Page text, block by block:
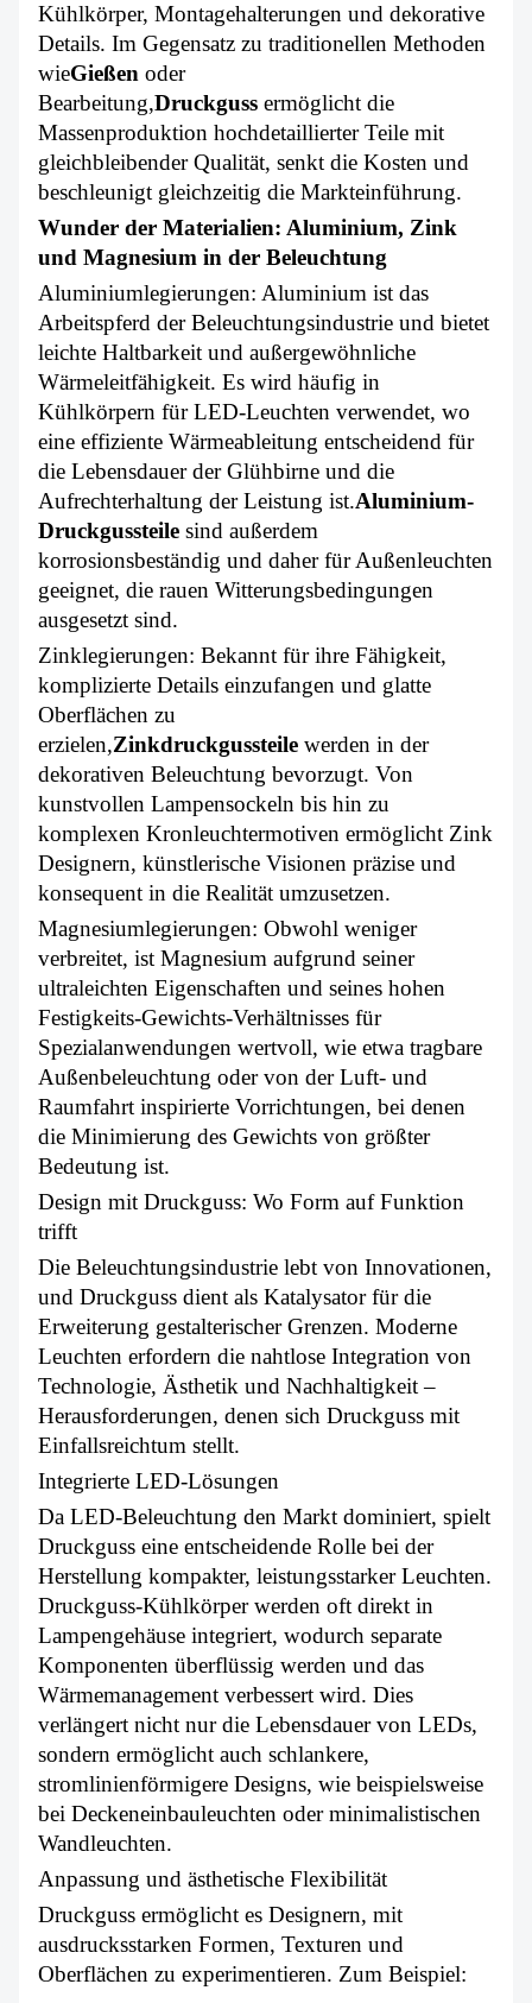
Kühlkörper, Montagehalterungen und dekorative
Details. Im Gegensatz zu traditionellen Methoden
wieGießen oder
Bearbeitung,Druckguss ermöglicht die
Massenproduktion hochdetaillierter Teile mit
gleichbleibender Qualität, senkt die Kosten und
beschleunigt gleichzeitig die Markteinführung.
Wunder der Materialien: Aluminium, Zink
und Magnesium in der Beleuchtung
Aluminiumlegierungen: Aluminium ist das
Arbeitspferd der Beleuchtungsindustrie und bietet
leichte Haltbarkeit und außergewöhnliche
Wärmeleitfähigkeit. Es wird häufig in
Kühlkörpern für LED-Leuchten verwendet, wo
eine effiziente Wärmeableitung entscheidend für
die Lebensdauer der Glühbirne und die
Aufrechterhaltung der Leistung ist.Aluminium-
Druckgussteile sind außerdem
korrosionsbeständig und daher für Außenleuchten
geeignet, die rauen Witterungsbedingungen
ausgesetzt sind.
Zinklegierungen: Bekannt für ihre Fähigkeit,
komplizierte Details einzufangen und glatte
Oberflächen zu
erzielen,Zinkdruckgussteile werden in der
dekorativen Beleuchtung bevorzugt. Von
kunstvollen Lampensockeln bis hin zu
komplexen Kronleuchtermotiven ermöglicht Zink
Designern, künstlerische Visionen präzise und
konsequent in die Realität umzusetzen.
Magnesiumlegierungen: Obwohl weniger
verbreitet, ist Magnesium aufgrund seiner
ultraleichten Eigenschaften und seines hohen
Festigkeits-Gewichts-Verhältnisses für
Spezialanwendungen wertvoll, wie etwa tragbare
Außenbeleuchtung oder von der Luft- und
Raumfahrt inspirierte Vorrichtungen, bei denen
die Minimierung des Gewichts von größter
Bedeutung ist.
Design mit Druckguss: Wo Form auf Funktion
trifft
Die Beleuchtungsindustrie lebt von Innovationen,
und Druckguss dient als Katalysator für die
Erweiterung gestalterischer Grenzen. Moderne
Leuchten erfordern die nahtlose Integration von
Technologie, Ästhetik und Nachhaltigkeit –
Herausforderungen, denen sich Druckguss mit
Einfallsreichtum stellt.
Integrierte LED-Lösungen
Da LED-Beleuchtung den Markt dominiert, spielt
Druckguss eine entscheidende Rolle bei der
Herstellung kompakter, leistungsstarker Leuchten.
Druckguss-Kühlkörper werden oft direkt in
Lampengehäuse integriert, wodurch separate
Komponenten überflüssig werden und das
Wärmemanagement verbessert wird. Dies
verlängert nicht nur die Lebensdauer von LEDs,
sondern ermöglicht auch schlankere,
stromlinienförmigere Designs, wie beispielsweise
bei Deckeneinbauleuchten oder minimalistischen
Wandleuchten.
Anpassung und ästhetische Flexibilität
Druckguss ermöglicht es Designern, mit
ausdrucksstarken Formen, Texturen und
Oberflächen zu experimentieren. Zum Beispiel: